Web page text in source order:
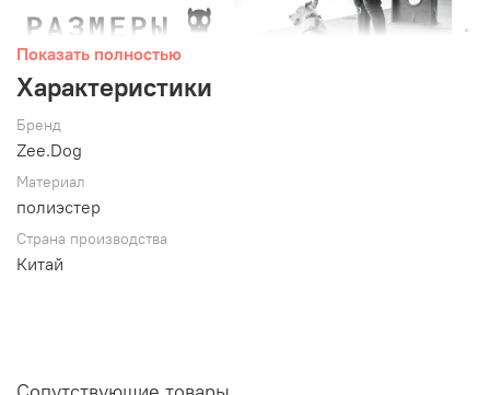
Обратите внимание:
Показать полностью
Характеристики
Бренд
Zee.Dog
Материал
полиэстер
Страна производства
Китай